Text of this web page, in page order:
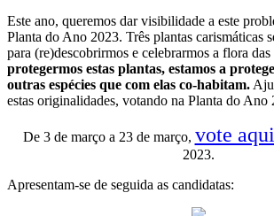
Este ano, queremos dar visibilidade a este
Planta do Ano 2023. Três plantas carismáticas
para (re)descobrirmos e celebrarmos a flora das
protegermos estas plantas, estamos a
outras espécies que com elas co-habitam.
estas originalidades, votando na Planta do Ano
De 3 de março a 23 de março, vote aqui
2023.
Apresentam-se de seguida as candidatas: